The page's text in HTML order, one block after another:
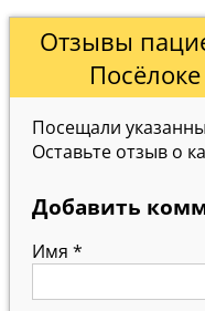
Отзывы
Посещали
Оставьте отзыв о
Добавить
Имя *